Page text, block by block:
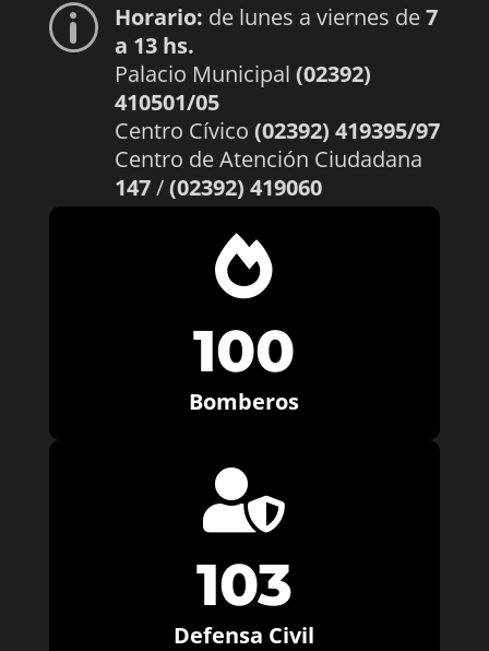
p Horario: de lunes a viernes de7
a 13 hs.
Palacio Municipal (02392)
410501/05
Centro Cívico (02392) 419395/97
Centro de Atención Ciudadana
147/(02392) 419060

100
Bomberos

103
Defensa Civil